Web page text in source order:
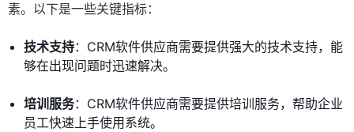
素。以下是一些关键指标：
技术支持：CRM软件供应商需要提供强大的技术支持，能
够在出现问题时迅速解决。
培训服务：CRM软件供应商需要提供培训服务，帮助企业
员工快速上手使用系统。